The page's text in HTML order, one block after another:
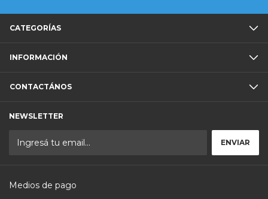
CATEGORÍAS
INFORMACIÓN
CONTACTÁNOS
NEWSLETTER
Medios de pago